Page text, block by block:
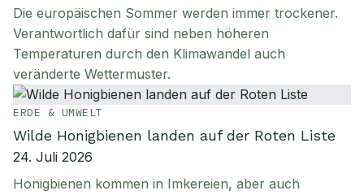
Die europäischen Sommer werden immer trockener.
Verantwortlich dafür sind neben höheren
Temperaturen durch den Klimawandel auch
veränderte Wettermuster.
ERDE & UMWELT
Wilde Honigbienen landen auf der Roten Liste
24. Juli 2026
Honigbienen kommen in Imkereien, aber auch